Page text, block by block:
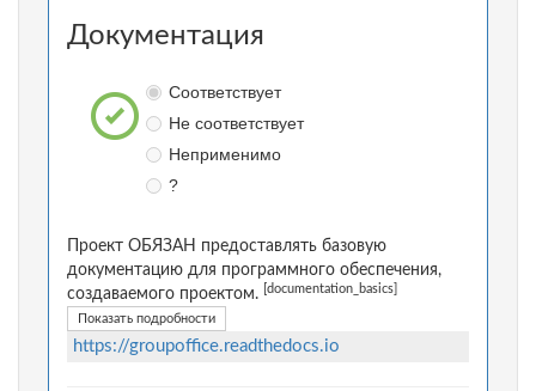
Документация
Соответствует
Не соответствует
Неприменимо
?
Проект ОБЯЗАН предоставлять базовую
документацию для программного обеспечения,
создаваемого проектом.
[documentation_basics]
Показать подробности
https://groupoffice.readthedocs.io